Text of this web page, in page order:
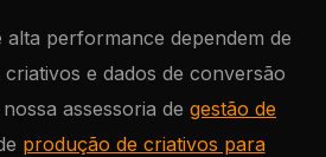
alta performance dependem de
e dados de conversão
assessoria de gestão de
produção de criativos para